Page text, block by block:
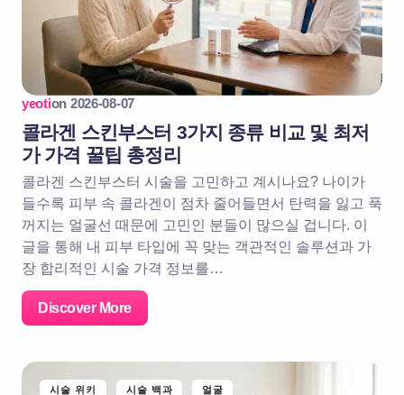
yeotion 2026-08-07
콜라겐 스킨부스터 3가지 종류 비교 및 최저
가 가격 꿀팁 총정리
콜라겐 스킨부스터 시술을 고민하고 계시나요? 나이가
들수록 피부 속 콜라겐이 점차 줄어들면서 탄력을 잃고 푹
꺼지는 얼굴선 때문에 고민인 분들이 많으실 겁니다. 이
글을 통해 내 피부 타입에 꼭 맞는 객관적인 솔루션과 가
장 합리적인 시술 가격 정보를…
Discover More
시술 위키 시술 백과 얼굴